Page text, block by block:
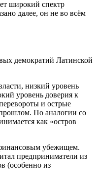
широкий спектр
далее, он не во всём
демократий Латинской
низкий уровень
уровень доверия к
и острые
По аналогии со
как «остров
убежищем.
предприниматели из
(особенно из